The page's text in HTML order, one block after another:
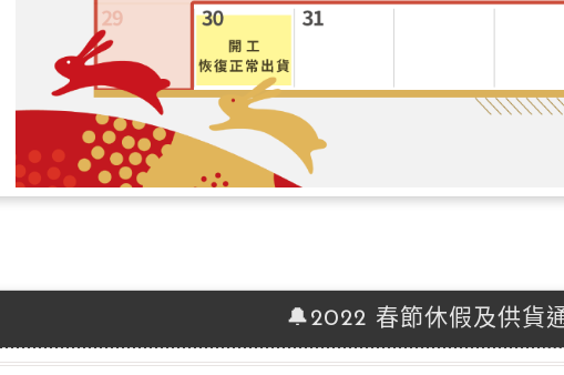
🔔2022 春節休假及供貨